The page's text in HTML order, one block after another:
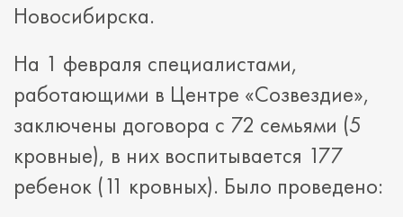
Новосибирска.
На 1 февраля специалистами,
работающими в Центре «Созвездие»,
заключены договора с 72 семьями (5
кровные), в них воспитывается 177
ребенок (11 кровных). Было проведено: